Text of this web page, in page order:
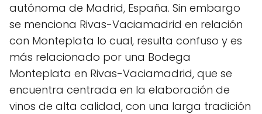
autónoma de Madrid, España. Sin embargo
se menciona Rivas-Vaciamadrid en relación
con Monteplata lo cual, resulta confuso y es
más relacionado por una Bodega
Monteplata en Rivas-Vaciamadrid, que se
encuentra centrada en la elaboración de
vinos de alta calidad, con una larga tradición